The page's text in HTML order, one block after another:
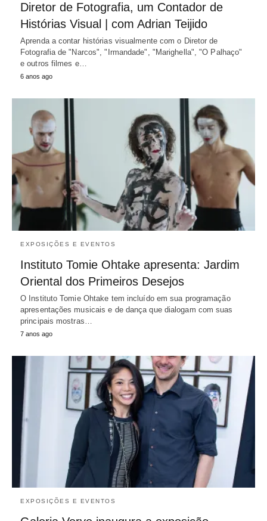
Diretor de Fotografia, um Contador de
Histórias Visual | com Adrian Teijido
Aprenda a contar histórias visualmente com o Diretor de
Fotografia de "Narcos", "Irmandade", "Marighella", "O Palhaço"
e outros filmes e…
6 anos ago
EXPOSIÇÕES E EVENTOS
Instituto Tomie Ohtake apresenta: Jardim
Oriental dos Primeiros Desejos
O Instituto Tomie Ohtake tem incluído em sua programação
apresentações musicais e de dança que dialogam com suas
principais mostras…
7 anos ago
EXPOSIÇÕES E EVENTOS